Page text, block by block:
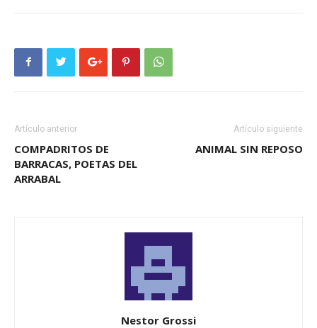
Artículo anterior
COMPADRITOS DE
BARRACAS, POETAS DEL
ARRABAL
Artículo siguiente
ANIMAL SIN REPOSO
Nestor Grossi